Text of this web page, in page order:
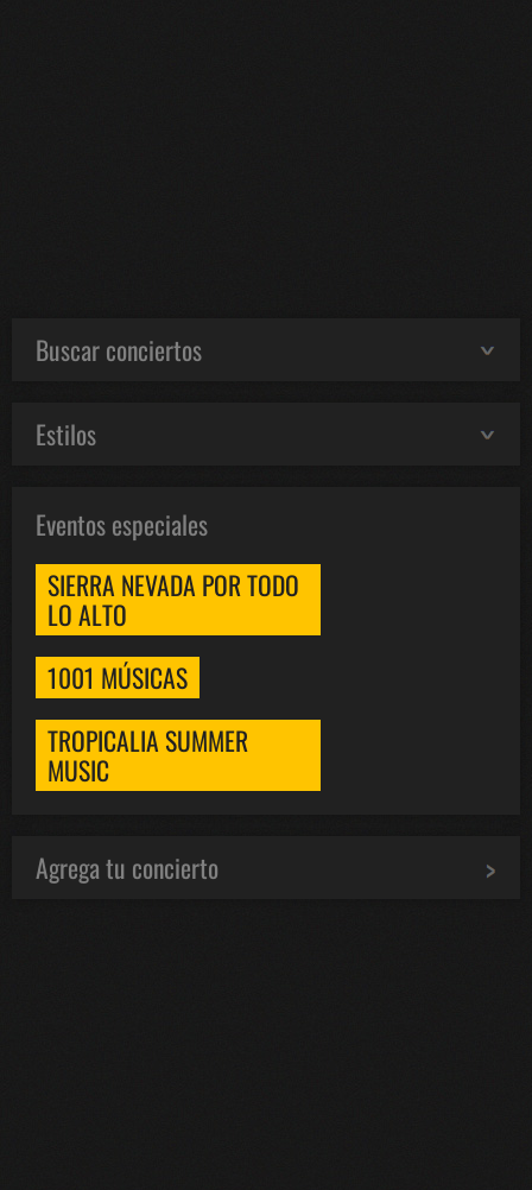
Buscar conciertos
Estilos
Eventos especiales
SIERRA NEVADA POR TODO
LO ALTO
1001 MÚSICAS
TROPICALIA SUMMER
MUSIC
Agrega tu concierto